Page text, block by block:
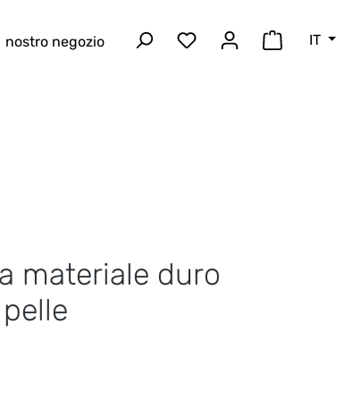
nostro negozio Hai 0 articoli nella lista
Il carrello
IT
materiale duro